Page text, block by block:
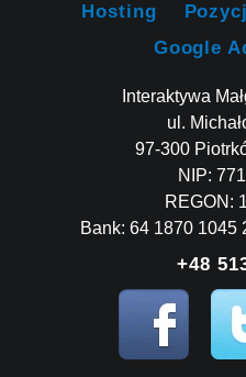
Hosting
Google
Interaktywa
ul.
97-300
NIP:
REGON:
Bank: 64 1870 1045
+48